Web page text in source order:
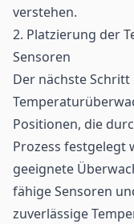
verstehen.
2. Platzierung der
Sensoren
Der nächste
Positionen, die
Prozess festgelegt
geeignete
fähigeSensoren
zuverlässige